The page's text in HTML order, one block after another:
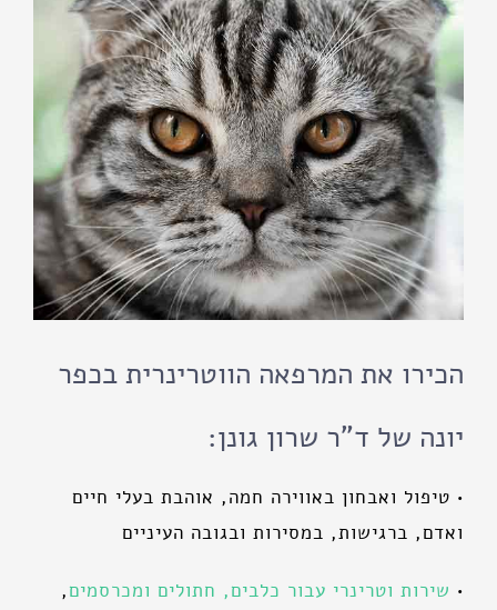
הכירו את המרפאה הווטרינרית בכפר
יונה של ד"ר שרון גונן:
• טיפול ואבחון באווירה חמה, אוהבת בעלי חיים
ואדם, ברגישות, במסירות ובגובה העיניים
• שירות וטרינרי עבור כלבים, חתולים ומכרסמים,